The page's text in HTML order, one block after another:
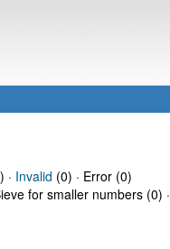
· Invalid (0) · Error (0)
for smaller numbers (0) ·